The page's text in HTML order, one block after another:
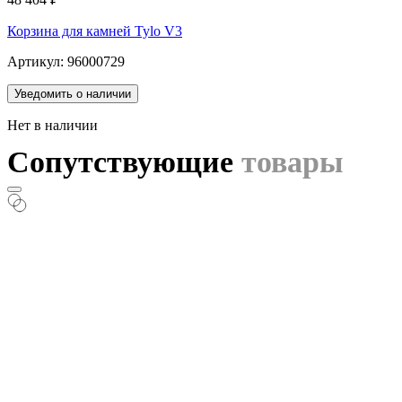
Корзина для камней Tylo V3
Артикул: 96000729
Уведомить о наличии
Нет в наличии
Сопутствующие товары